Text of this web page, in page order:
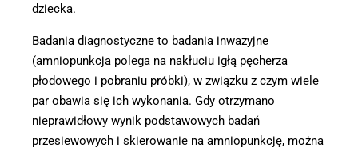
dziecka.
Badania diagnostyczne to badania inwazyjne
(amniopunkcja polega na nakłuciu igłą pęcherza
płodowego i pobraniu próbki), w związku z czym wiele
par obawia się ich wykonania. Gdy otrzymano
nieprawidłowy wynik podstawowych badań
przesiewowych i skierowanie na amniopunkcję, można